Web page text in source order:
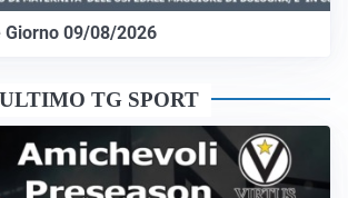
Giorno 09/08/2026
ULTIMO TG SPORT